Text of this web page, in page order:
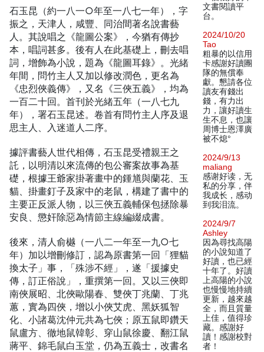
石玉昆（約一八一○年至一八七一年），字
振之，天津人，咸豐、同治間著名說書藝
人。其說唱之《龍圖公案》，今猶有傳抄
本，唱詞甚多。後有人在此基礎上，刪去唱
詞，增飾為小說，題為《龍圖耳錄》。光緒
年間，問竹主人又加以修改潤色，更名為
《忠烈俠義傳》，又名《三俠五義》，均為
一百二十回。首刊於光緒五年（一八七九
年），署石玉昆述。卷首有問竹主人序及退
思主人、入迷道人二序。
據評書藝人世代相傳，石玉昆受禮親王之
託，以明清以來流傳的包公審案故事為基
礎，根據王爺家掛著畫中的鍾馗與蘭花、玉
貓、掛畫釘子及家中的老鼠，構建了書中的
主要正反派人物，以三俠五義輔保包拯除暴
安良、懲奸除惡為情節主線編綴成書。
後來，清人俞樾（一八二一年至一九○七
年）加以增刪修訂，認為原書第一回「狸貓
換太子」事，「殊涉不經」，遂「援據史
傳，訂正俗說」，重撰第一回。又以三俠即
南俠展昭、北俠歐陽春、雙俠丁兆蘭、丁兆
蕙，實為四俠，增以小俠艾虎、黑妖狐智
化、小諸葛沈仲元共為七俠；原五鼠即鑽天
鼠盧方、徹地鼠韓彰、穿山鼠徐慶、翻江鼠
蔣平、錦毛鼠白玉堂，仍為五義士，改書名
文書閱讀平
台。
2024/10/20
Tao
粗暴的以信用
卡感謝好讀團
隊的無償奉
獻。懇請各位
讀友有錢出
錢，有力出
力，讓好讀生
生不息，也讓
周博士恩澤廣
被不熄°
2024/9/13
maliang
感谢好读，无
私的分享，伴
我成长，感动
到我泪流。
2024/9/7
Ashley
因為尋找高陽
的小說知道了
好讀，也已經
十年了。好讀
上高陽的小說
也慢慢地持續
更新，越來越
全，而且質量
上佳，值得珍
藏。感謝好
讀！感謝校對
者！